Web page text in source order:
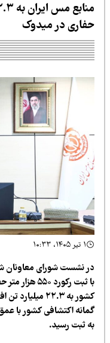
منابع مس ایران به
معاونان شرکت ملی
با ثبت رکورد ۵۵۰ هزار متر حفاری
کشور به ۲۲.۳ میلیارد تن افزایش